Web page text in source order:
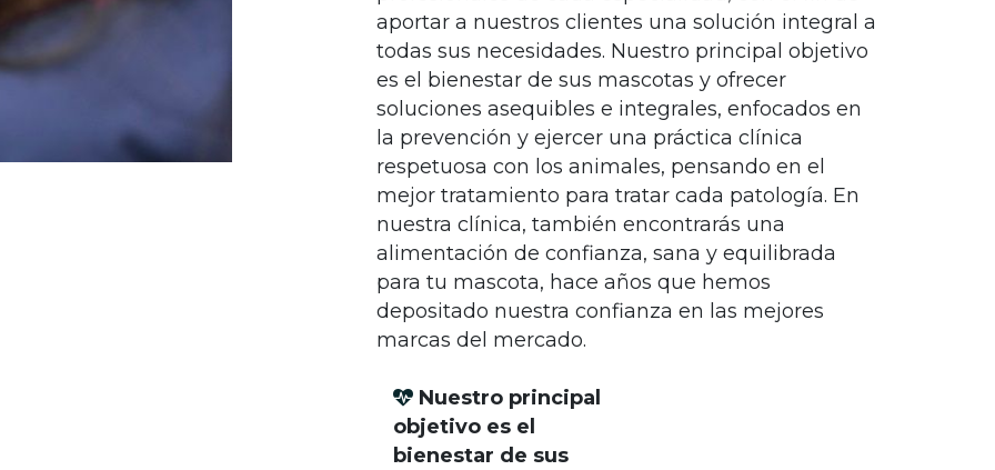
aportar a nuestros clientes una solución integral a
todas sus necesidades. Nuestro principal objetivo
es el bienestar de sus mascotas y ofrecer
soluciones asequibles e integrales, enfocados en
la prevención y ejercer una práctica clínica
respetuosa con los animales, pensando en el
mejor tratamiento para tratar cada patología. En
nuestra clínica, también encontrarás una
alimentación de confianza, sana y equilibrada
para tu mascota, hace años que hemos
depositado nuestra confianza en las mejores
marcas del mercado.
Nuestro principal
objetivo es el
bienestar de sus